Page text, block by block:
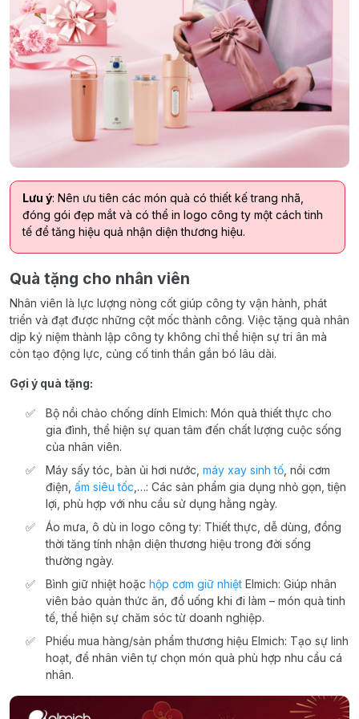
Lưu ý: Nên ưu tiên các món quà có thiết kế trang nhã,
đóng gói đẹp mắt và có thể in logo công ty một cách tinh
tế để tăng hiệu quả nhận diện thương hiệu.
Quà tặng cho nhân viên
Nhân viên là lực lượng nòng cốt giúp công ty vận hành, phát
triển và đạt được những cột mốc thành công. Việc tặng quà nhân
dịp kỷ niệm thành lập công ty không chỉ thể hiện sự tri ân mà
còn tạo động lực, củng cố tinh thần gắn bó lâu dài.
Gợi ý quà tặng:
Bộ nồi chảo chống dính Elmich: Món quà thiết thực cho
gia đình, thể hiện sự quan tâm đến chất lượng cuộc sống
của nhân viên.
Máy sấy tóc, bàn ủi hơi nước, máy xay sinh tố , nồi cơm
điện, ấm siêu tốc ,…: Các sản phẩm gia dụng nhỏ gọn, tiện
lợi, phù hợp với nhu cầu sử dụng hằng ngày.
Áo mưa, ô dù in logo công ty: Thiết thực, dễ dùng, đồng
thời tăng tính nhận diện thương hiệu trong đời sống
thường ngày.
Bình giữ nhiệt hoặc hộp cơm giữ nhiệt Elmich: Giúp nhân
viên bảo quản thức ăn, đồ uống khi đi làm – món quà tinh
tế, thể hiện sự chăm sóc từ doanh nghiệp.
Phiếu mua hàng/sản phẩm thương hiệu Elmich: Tạo sự linh
hoạt, để nhân viên tự chọn món quà phù hợp nhu cầu cá
nhân.